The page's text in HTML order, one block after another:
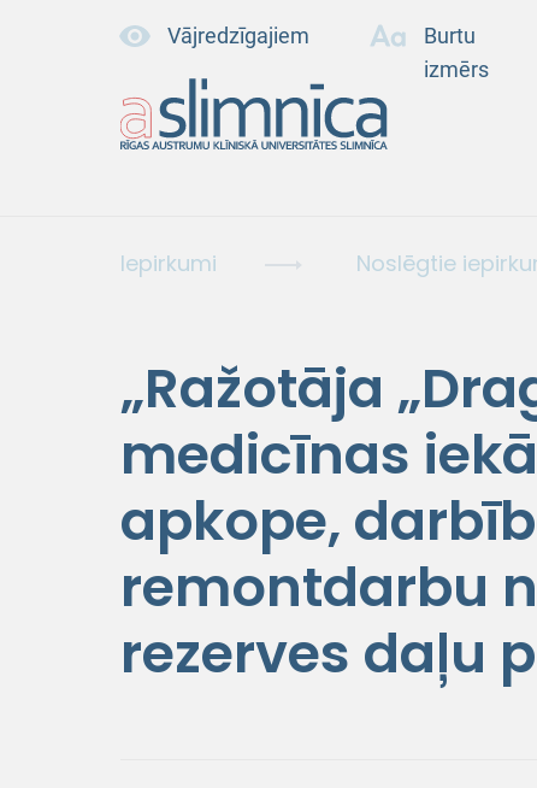
Vājredzīgajiem
Burtu
izmērs
Iepirkumi Noslēgtie
„Ražotāja
medicīnas
apkope,
remontdarbu
rezerves daļu